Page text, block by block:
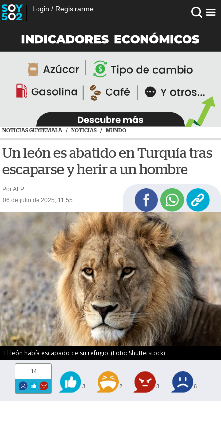
Login / Registrarme
NOTICIAS GUATEMALA / NOTICIAS / MUNDO
Un león es abatido en Turquía tras
escaparse y herir a un hombre
Por AFP
06 de julio de 2025, 11:55
El león había escapado de su refugio. (Foto: Shutterstock)
14
3 2 3 6